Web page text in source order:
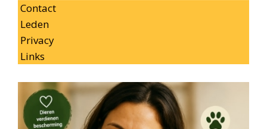
Contact
Leden
Privacy
Links